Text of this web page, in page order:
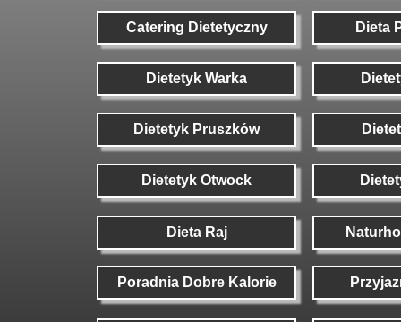
Poradnia Dobre Kalorie
Dieta Raj
Dietetyk Otwock
Dietetyk Pruszków
Dietetyk Warka
Catering Dietetyczny Dieta